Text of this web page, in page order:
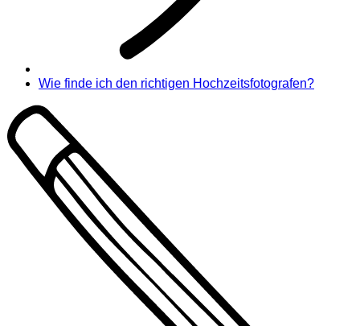
Wie finde ich den richtigen Hochzeitsfotografen?